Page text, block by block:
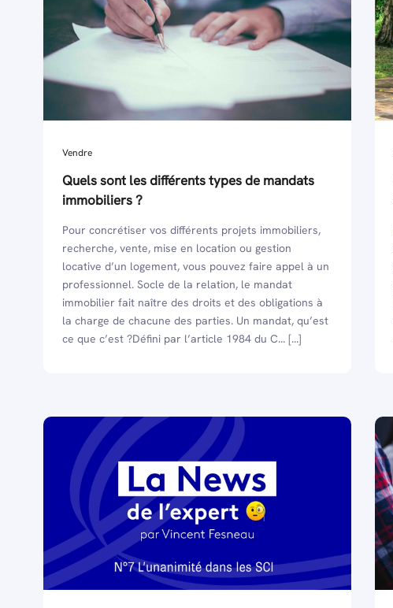
Vendre
Quels sont les différents types de mandats
immobiliers ?
Pour concrétiser vos différents projets immobiliers,
recherche, vente, mise en location ou gestion
locative d’un logement, vous pouvez faire appel à un
professionnel. Socle de la relation, le mandat
immobilier fait naître des droits et des obligations à
la charge de chacune des parties. Un mandat, qu’est
ce que c’est ?Défini par l’article 1984 du C... [...]